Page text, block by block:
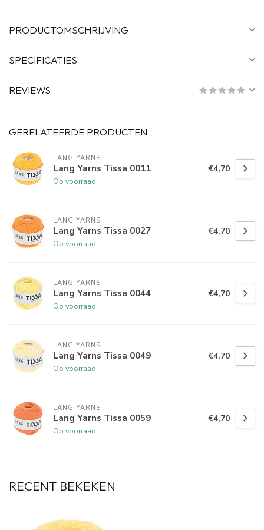
PRODUCTOMSCHRIJVING
SPECIFICATIES
REVIEWS
GERELATEERDE PRODUCTEN
LANG YARNS
Lang Yarns Tissa 0011
Op voorraad
€4,70
LANG YARNS
Lang Yarns Tissa 0027
Op voorraad
€4,70
LANG YARNS
Lang Yarns Tissa 0044
Op voorraad
€4,70
LANG YARNS
Lang Yarns Tissa 0049
Op voorraad
€4,70
LANG YARNS
Lang Yarns Tissa 0059
Op voorraad
€4,70
RECENT BEKEKEN